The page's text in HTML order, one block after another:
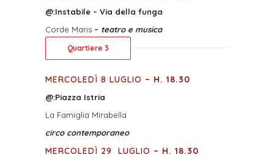
@:Instabile – Via della funga
Corde Maris – teatro e musica
Quartiere 3
MERCOLEDÌ 8 LUGLIO – H. 18.30
@:Piazza Istria
La Famiglia Mirabella
circo contemporaneo
MERCOLEDÌ 29 LUGLIO – H. 18.30